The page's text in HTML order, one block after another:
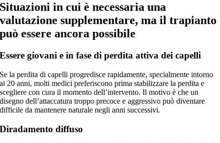
Situazioni in cui è necessaria una
valutazione supplementare, ma il trapianto
può essere ancora possibile
Essere giovani e in fase di perdita attiva dei capelli
Se la perdita di capelli progredisce rapidamente, specialmente intorno
ai 20 anni, molti medici preferiscono prima stabilizzare la perdita e
scegliere con cura il momento dell’intervento. Il motivo è che un
disegno dell’attaccatura troppo precoce e aggressivo può diventare
difficile da mantenere naturale negli anni successivi.
Diradamento diffuso